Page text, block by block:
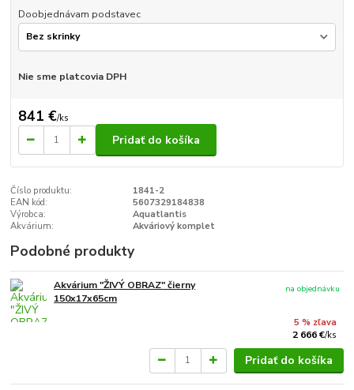
Doobjednávam podstavec
Nie sme platcovia DPH
841 €/ks
Pridať do košíka
Číslo produktu:
1841-2
EAN kód:
5607329184838
Výrobca:
Aquatlantis
Akvárium:
Akváriový komplet
Podobné produkty
Akvárium "ŽIVÝ OBRAZ" čierny
150x17x65cm
5 % zľava
2 666 €/ks
na objednávku
Pridať do košíka